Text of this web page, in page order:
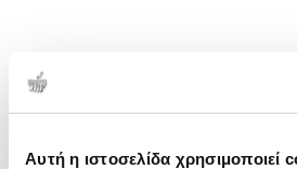
Αυτή η ιστοσελίδα χρησιμοποιεί